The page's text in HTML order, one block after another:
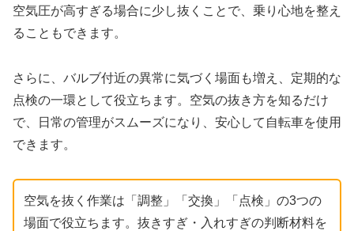
空気圧が高すぎる場合に少し抜くことで、乗り心地を整え
ることもできます。
さらに、バルブ付近の異常に気づく場面も増え、定期的な
点検の一環として役立ちます。空気の抜き方を知るだけ
で、日常の管理がスムーズになり、安心して自転車を使用
できます。
空気を抜く作業は「調整」「交換」「点検」の3つの
場面で役立ちます。抜きすぎ・入れすぎの判断材料を